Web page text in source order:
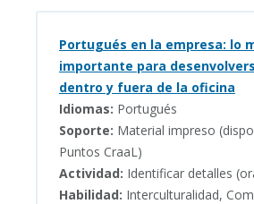
Portugués en la empresa: lo
importante para
dentro y fuera de la oficina
Idiomas: Portugués
Soporte: Material impreso
Puntos CraaL)
Actividad: Identificar detalles
Habilidad: Interculturalidad,